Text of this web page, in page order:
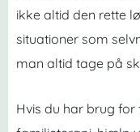
ikke altid den rette
situationer som
man altid tage på
Hvis du har brug